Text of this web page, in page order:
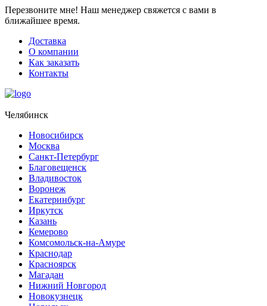
Перезвоните мне! Наш менеджер свяжется с вами в
ближайшее время.
Доставка
О компании
Как заказать
Контакты
Челябинск
Новосибирск
Москва
Санкт-Петербург
Благовещенск
Владивосток
Воронеж
Екатеринбург
Иркутск
Казань
Кемерово
Комсомольск-на-Амуре
Краснодар
Красноярск
Магадан
Нижний Новгород
Новокузнецк